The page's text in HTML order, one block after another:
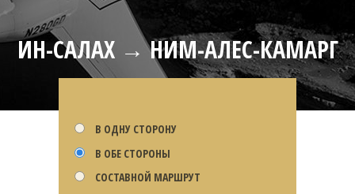
ИН-САЛАХ → НИМ-АЛЕС-КАМАРГ
В ОДНУ СТОРОНУ
В ОБЕ СТОРОНЫ
СОСТАВНОЙ МАРШРУТ